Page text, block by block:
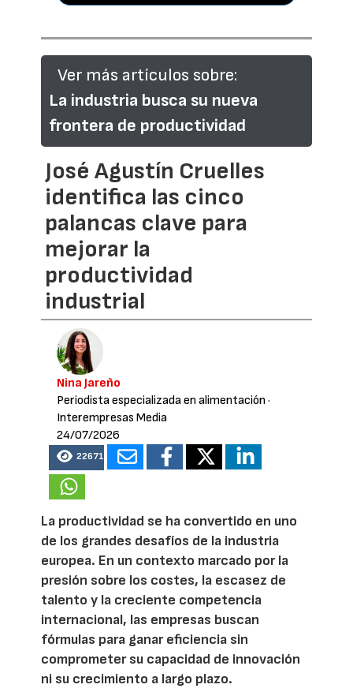
Ver más artículos sobre:
La industria busca su nueva
frontera de productividad
José Agustín Cruelles
identifica las cinco
palancas clave para
mejorar la
productividad
industrial
Nina Jareño
Periodista especializada en alimentación ·
Interempresas Media
24/07/2026
22671
La productividad se ha convertido en uno
de los grandes desafíos de la industria
europea. En un contexto marcado por la
presión sobre los costes, la escasez de
talento y la creciente competencia
internacional, las empresas buscan
fórmulas para ganar eficiencia sin
comprometer su capacidad de innovación
ni su crecimiento a largo plazo.